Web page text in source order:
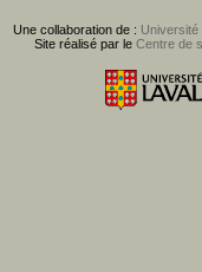
Une collaboration de : Université
Site réalisé par le Centre de